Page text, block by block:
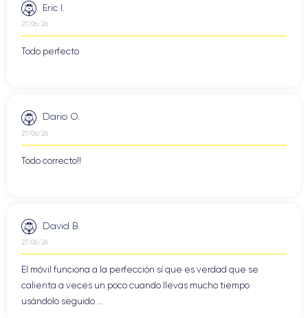
Eric I.
27/06/26
Todo perfecto
Dario O.
27/06/26
Todo correcto!!
David B.
27/06/26
El móvil funciona a la perfección sí que es verdad que se
calienta a veces un poco cuando llevas mucho tiempo
usándolo seguido ...